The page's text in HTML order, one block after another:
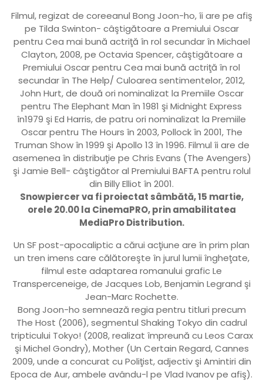
Filmul, regizat de coreeanul Bong Joon-ho, îi are pe afiş
pe Tilda Swinton- câştigătoare a Premiului Oscar
pentru Cea mai bună actriţă în rol secundar în Michael
Clayton, 2008, pe Octavia Spencer, câştigătoare a
Premiului Oscar pentru Cea mai bună actriţă în rol
secundar în The Help/ Culoarea sentimentelor, 2012,
John Hurt, de două ori nominalizat la Premiile Oscar
pentru The Elephant Man în 1981 şi Midnight Express
în1979 şi Ed Harris, de patru ori nominalizat la Premiile
Oscar pentru The Hours în 2003, Pollock în 2001, The
Truman Show în 1999 şi Apollo 13 în 1996. Filmul îi are de
asemenea în distribuţie pe Chris Evans (The Avengers)
şi Jamie Bell- câştigător al Premiului BAFTA pentru rolul
din Billy Elliot în 2001.
Snowpiercer va fi proiectat sâmbătă, 15 martie,
orele 20.00 la CinemaPRO, prin amabilitatea
MediaPro Distribution.
Un SF post-apocaliptic a cărui acţiune are în prim plan
un tren imens care călătoreşte în jurul lumii îngheţate,
filmul este adaptarea romanului grafic Le
Transperceneige, de Jacques Lob, Benjamin Legrand şi
Jean-Marc Rochette.
Bong Joon-ho semnează regia pentru titluri precum
The Host (2006), segmentul Shaking Tokyo din cadrul
tripticului Tokyo! (2008, realizat împreună cu Leos Carax
şi Michel Gondry), Mother (Un Certain Regard, Cannes
2009, unde a concurat cu Poliţist, adjectiv şi Amintiri din
Epoca de Aur, ambele avându-l pe Vlad Ivanov pe afiş).